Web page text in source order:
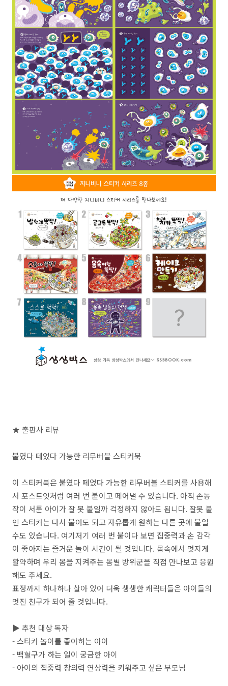
★ 출판사 리뷰
붙였다 떼었다 가능한 리무버블 스티커북
이 스티커북은 붙였다 떼었다 가능한 리무버블 스티커를 사용해
서 포스트잇처럼 여러 번 붙이고 떼어낼 수 있습니다. 아직 손동
작이 서툰 아이가 잘 못 붙일까 걱정하지 않아도 됩니다. 잘못 붙
인 스티커는 다시 붙여도 되고 자유롭게 원하는 다른 곳에 붙일
수도 있습니다. 여기저기 여러 번 붙이다 보면 집중력과 손 감각
이 좋아지는 즐거운 놀이 시간이 될 것입니다. 몸속에서 멋지게
활약하며 우리 몸을 지켜주는 몸별 방위군을 직접 만나보고 응원
해도 주세요.
표정까지 하나하나 살아 있어 더욱 생생한 캐릭터들은 아이들의
멋진 친구가 되어 줄 것입니다.
▶ 추천 대상 독자
-스티커 놀이를 좋아하는 아이
- 백혈구가 하는 일이 궁금한 아이
- 아이의 집중력 창의력 연상력을 키워주고 싶은 부모님